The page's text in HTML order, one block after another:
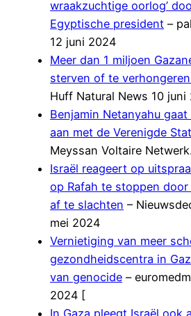
wraakzuchtige oorlog’
Egyptische president –
12 juni 2024
Meer dan 1 miljoen
sterven of te
Huff Natural News 10 juni
Benjamin Netanyahu
aan met de Verenigde
Meyssan Voltaire
Israël reageert op
op Rafah te stoppen
af te slachten –
mei 2024
Vernietiging van meer
gezondheidscentra in
van genocide –
2024 [
In Gaza pleegt Israël ook